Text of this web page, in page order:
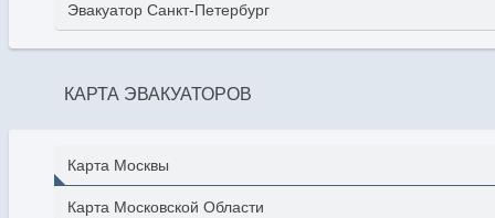
Эвакуатор Санкт-Петербург
КАРТА ЭВАКУАТОРОВ
Карта Москвы
Карта Московской Области